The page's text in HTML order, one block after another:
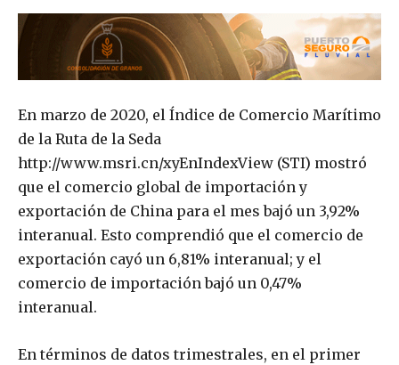
En marzo de 2020, el Índice de Comercio Marítimo
de la Ruta de la Seda
http://www.msri.cn/xyEnIndexView (STI) mostró
que el comercio global de importación y
exportación de China para el mes bajó un 3,92%
interanual. Esto comprendió que el comercio de
exportación cayó un 6,81% interanual; y el
comercio de importación bajó un 0,47%
interanual.
En términos de datos trimestrales, en el primer